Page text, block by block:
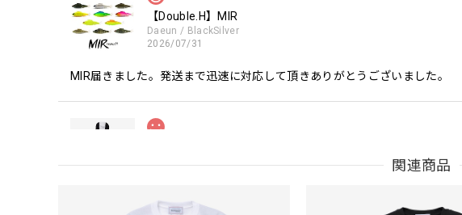
【Double.H】MIR
Daeun / BlackSilver
2026/07/31
MIR届きました。発送まで迅速に対応して頂きありがとうございました。
発送も早く着心地最高！！！！ セットアップで短パンも買えば良かった！！
関連商品